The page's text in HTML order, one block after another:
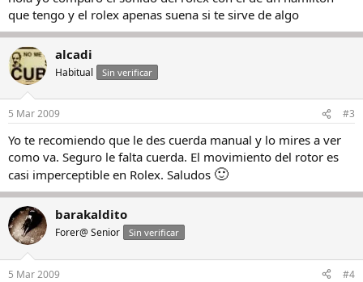
que tengo y el rolex apenas suena si te sirve de algo
alcadi
Habitual Sin verificar
5 Mar 2009 #3
Yo te recomiendo que le des cuerda manual y lo mires a ver
como va. Seguro le falta cuerda. El movimiento del rotor es
casi imperceptible en Rolex. Saludos 🙂
barakaldito
Forer@ Senior Sin verificar
5 Mar 2009 #4